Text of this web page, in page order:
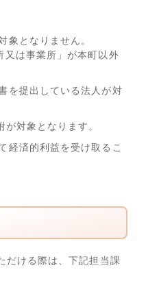
象となりません。
は事業所」が本町以外
を提出している法人が対
対象となります。
経済的利益を受け取るこ
ける際は、下記担当課